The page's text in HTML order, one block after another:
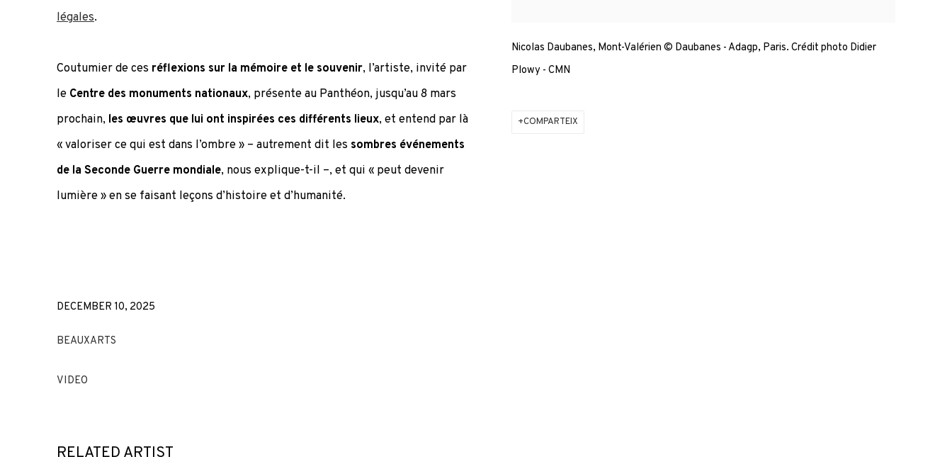
Nicolas Daubanes, Mont-Valérien © Daubanes - Adagp, Paris. Crédit photo Didier
Plowy - CMN
COMPARTEIX
légales.
Coutumier de ces réflexions sur la mémoire et le souvenir, l’artiste, invité par
le Centre des monuments nationaux, présente au Panthéon, jusqu’au 8 mars
prochain, les œuvres que lui ont inspirées ces différents lieux, et entend par là
« valoriser ce qui est dans l’ombre » – autrement dit les sombres événements
de la Seconde Guerre mondiale, nous explique-t-il –, et qui « peut devenir
lumière » en se faisant leçons d’histoire et d’humanité.
DECEMBER 10, 2025
BEAUXARTS
VIDEO
RELATED ARTIST